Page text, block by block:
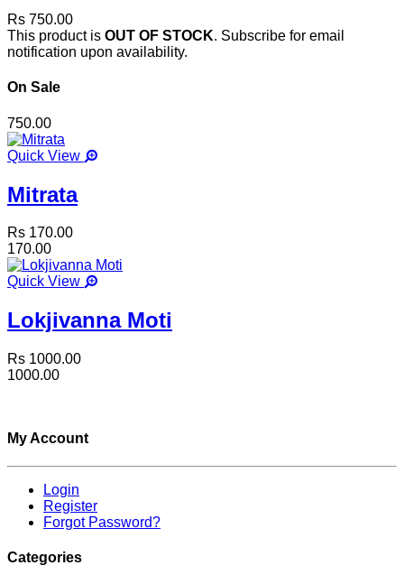
Rs 750.00
This product is OUT OF STOCK. Subscribe for email
notification upon availability.
On Sale
750.00
Quick View
Mitrata
Rs 170.00
170.00
Quick View
Lokjivanna Moti
Rs 1000.00
1000.00
My Account
Login
Register
Forgot Password?
Categories